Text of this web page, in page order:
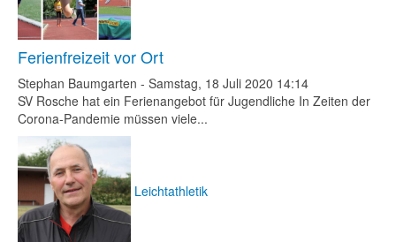
Ferienfreizeit vor Ort
Stephan Baumgarten - Samstag, 18 Juli 2020 14:14
SV Rosche hat ein Ferienangebot für Jugendliche In Zeiten der
Corona-Pandemie müssen viele...
Leichtathletik